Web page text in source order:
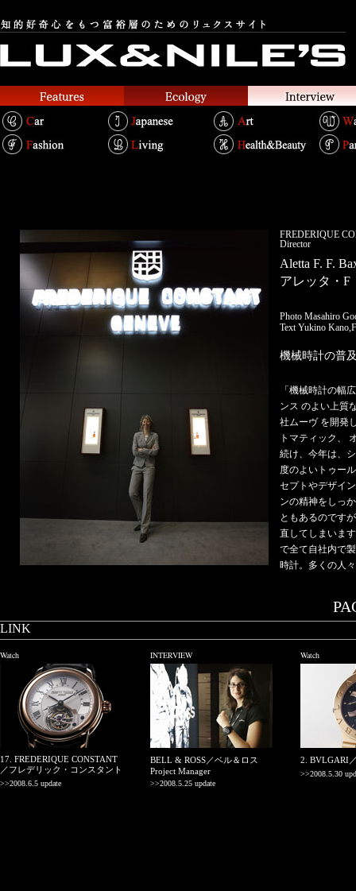
FREDERIQUE
Director
Aletta F. F.
アレッタ・F
Photo Masahiro
Text Yukino
機械時計の普
「機械時計の幅
ンス のよい上質
社ムーヴ を開発
トマティック、
続け、今年は、
度のよいトゥー
セプトやデザイ
ンの精神をしっ
ともあるのです
直してしまいま
で全て自社内で
時計。多くの人
LINK
Watch
17. FREDERIQUE CONSTANT
／フレデリック・コンスタント
>>2008.6.5 update
INTERVIEW
BELL & ROSS／ベル＆ロス
Project Manager
>>2008.5.25 update
Watch
2. BVLGARI
>>2008.5.30